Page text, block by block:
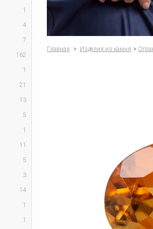
1
4
7
162
1
21
13
5
1
11
5
3
14
1
1
Главная > Изделия из камня >